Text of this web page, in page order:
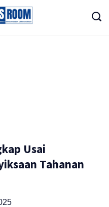
Usai
Tahanan